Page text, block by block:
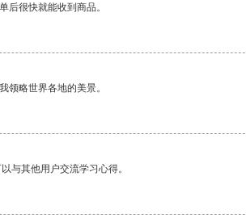
后很快就能收到商品。
领略世界各地的美景。
与其他用户交流学习心得。